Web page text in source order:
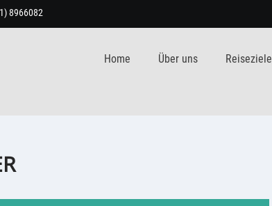
8966082
Home Über uns Reiseziele